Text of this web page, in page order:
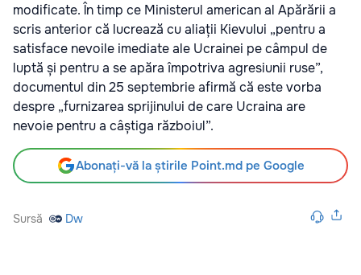
modificate. În timp ce Ministerul american al Apărării a
scris anterior că lucrează cu aliații Kievului „pentru a
satisface nevoile imediate ale Ucrainei pe câmpul de
luptă și pentru a se apăra împotriva agresiunii ruse”,
documentul din 25 septembrie afirmă că este vorba
despre „furnizarea sprijinului de care Ucraina are
nevoie pentru a câștiga războiul”.
Abonați-vă la știrile Point.md pe Google
Sursă Dw